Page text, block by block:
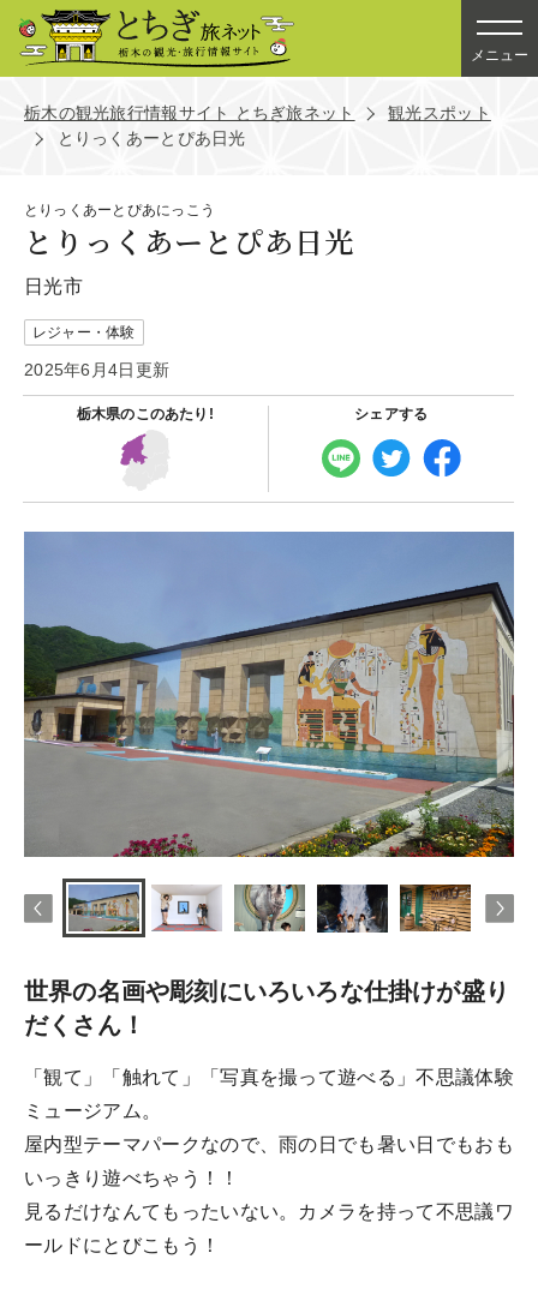
メニュー
栃木の観光旅行情報サイト とちぎ旅ネット
観光スポット
とりっくあーとぴあ日光
とりっくあーとぴあにっこう
とりっくあーとぴあ日光
日光市
レジャー・体験
2025年6月4日更新
栃木県のこのあたり! シェアする
世界の名画や彫刻にいろいろな仕掛けが盛り
だくさん！
「観て」「触れて」「写真を撮って遊べる」不思議体験
ミュージアム。
屋内型テーマパークなので、雨の日でも暑い日でもおも
いっきり遊べちゃう！！
見るだけなんてもったいない。カメラを持って不思議ワ
ールドにとびこもう！